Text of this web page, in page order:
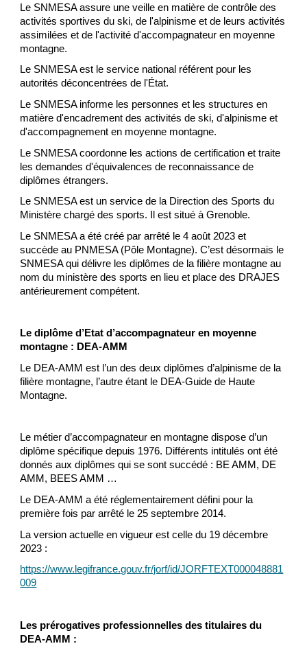
Le SNMESA assure une veille en matière de contrôle des
activités sportives du ski, de l'alpinisme et de leurs activités
assimilées et de l'activité d'accompagnateur en moyenne
montagne.
Le SNMESA est le service national référent pour les
autorités déconcentrées de l'État.
Le SNMESA informe les personnes et les structures en
matière d'encadrement des activités de ski, d'alpinisme et
d'accompagnement en moyenne montagne.
Le SNMESA coordonne les actions de certification et traite
les demandes d'équivalences de reconnaissance de
diplômes étrangers.
Le SNMESA est un service de la Direction des Sports du
Ministère chargé des sports. Il est situé à Grenoble.
Le SNMESA a été créé par arrêté le 4 août 2023 et
succède au PNMESA (Pôle Montagne). C’est désormais le
SNMESA qui délivre les diplômes de la filière montagne au
nom du ministère des sports en lieu et place des DRAJES
antérieurement compétent.
Le diplôme d’Etat d’accompagnateur en moyenne
montagne : DEA-AMM
Le DEA-AMM est l’un des deux diplômes d’alpinisme de la
filière montagne, l’autre étant le DEA-Guide de Haute
Montagne.
Le métier d’accompagnateur en montagne dispose d’un
diplôme spécifique depuis 1976. Différents intitulés ont été
donnés aux diplômes qui se sont succédé : BE AMM, DE
AMM, BEES AMM …
Le DEA-AMM a été réglementairement défini pour la
première fois par arrêté le 25 septembre 2014.
La version actuelle en vigueur est celle du 19 décembre
2023 :
https://www.legifrance.gouv.fr/jorf/id/JORFTEXT000048881
009
Les prérogatives professionnelles des titulaires du
DEA-AMM :